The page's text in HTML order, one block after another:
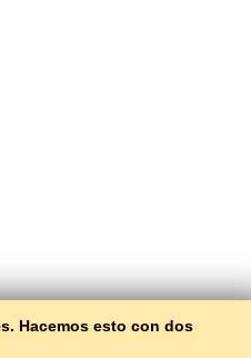
Hacemos esto con dos